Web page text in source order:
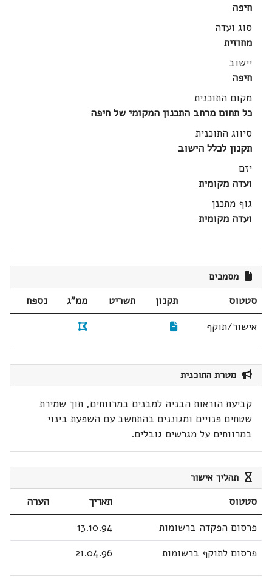
חיפה
סוג ועדה
מחוזית
יישוב
חיפה
מקום התוכנית
כל תחום מרחב התכנון המקומי של חיפה
סיווג התוכנית
תקנון לכלל הישוב
יזם
ועדה מקומית
גוף מתכנן
ועדה מקומית
מסמכים
סטטוס תקנון תשריט ממ"ג
נספח
אישור/תוקף
מטרת התוכנית
קביעת הוראות הבניה למבנים במרווחים, תוך שמירת
שטחים פנויים ומגוננים בהתחשב עם השפעת בינוי
במרווחים על מגרשים גובלים.
תהליך אישור
סטטוס תאריך
הערה
פרסום הפקדה ברשומות
13.10.94
פרסום לתוקף ברשומות
21.04.96